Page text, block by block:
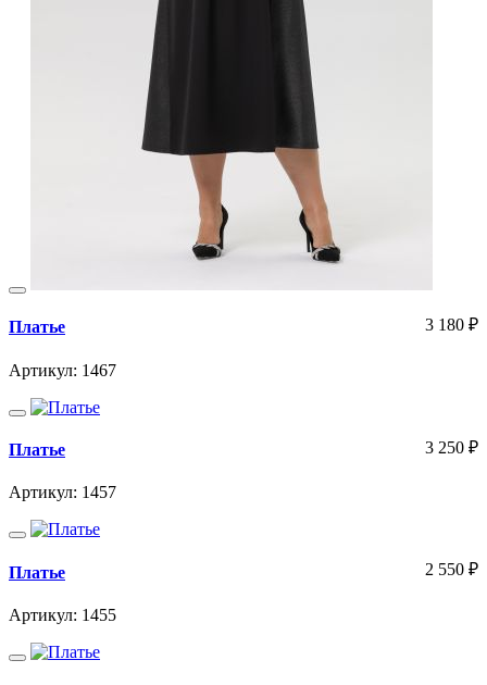
Платье
Артикул: 1467
3 180 ₽
Платье
Артикул: 1457
3 250 ₽
Платье
Артикул: 1455
2 550 ₽